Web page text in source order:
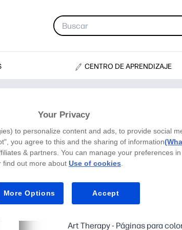
CENTRO DE APRENDIZAJE
Patrón
Art Therapy - Páginas para
Your Privacy
to personalize content and ads, to provide social
you agree to this and the sharing of information
& partners. You can manage your preferences in
find out more about Use of cookies
More Options Accept